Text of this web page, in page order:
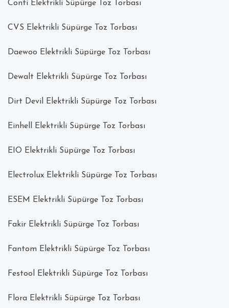
Conti Elektrikli Süpürge Toz Torbası
CVS Elektrikli Süpürge Toz Torbası
Daewoo Elektrikli Süpürge Toz Torbası
Dewalt Elektrikli Süpürge Toz Torbası
Dirt Devil Elektrikli Süpürge Toz Torbası
Einhell Elektrikli Süpürge Toz Torbası
EIO Elektrikli Süpürge Toz Torbası
Electrolux Elektrikli Süpürge Toz Torbası
ESEM Elektrikli Süpürge Toz Torbası
Fakir Elektrikli Süpürge Toz Torbası
Fantom Elektrikli Süpürge Toz Torbası
Festool Elektrikli Süpürge Toz Torbası
Flora Elektrikli Süpürge Toz Torbası